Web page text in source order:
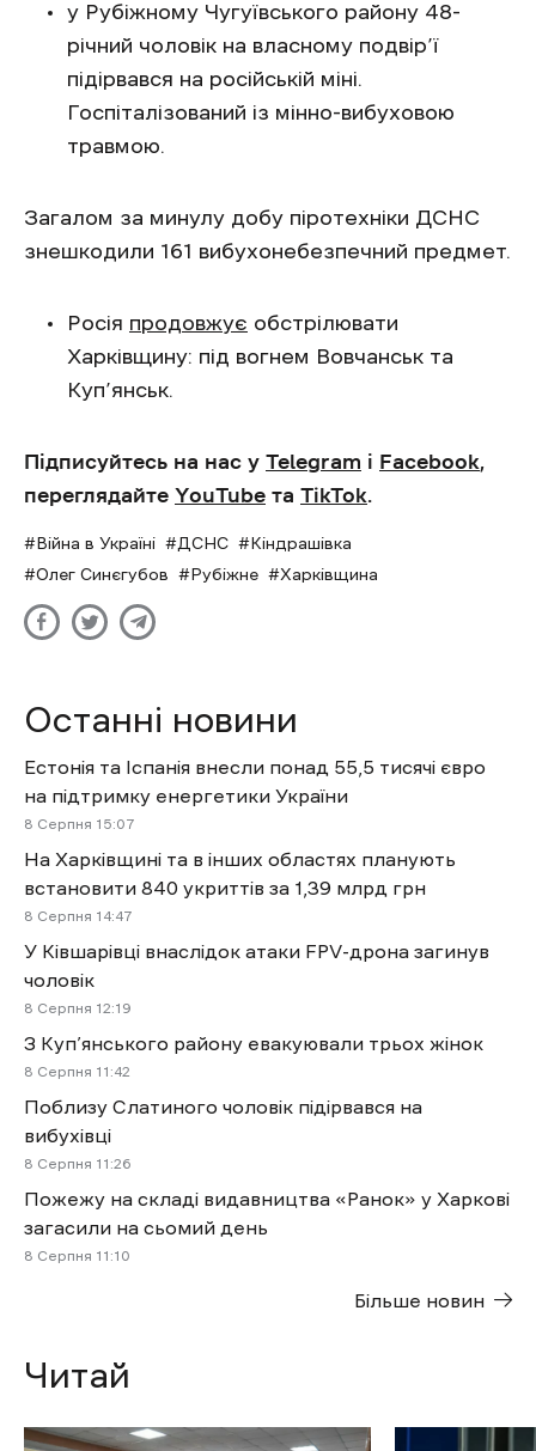
у Рубіжному Чугуївського району 48-
річний чоловік на власному подвір’ї
підірвався на російській міні.
Госпіталізований із мінно-вибуховою
травмою.
Загалом за минулу добу піротехніки ДСНС
знешкодили 161 вибухонебезпечний предмет.
Росія продовжує обстрілювати
Харківщину: під вогнем Вовчанськ та
Куп’янськ.
Підписуйтесь на нас у Telegram і Facebook,
переглядайте YouTube та TikTok.
Війна в Україні ДСНС
Кіндрашівка
Олег Синєгубов
Рубіжне Харківщина
Останні новини
Естонія та Іспанія внесли понад 55,5 тисячі євро
на підтримку енергетики України
8 Cерпня 15:07
На Харківщині та в інших областях планують
встановити 840 укриттів за 1,39 млрд грн
8 Cерпня 14:47
У Ківшарівці внаслідок атаки FPV-дрона загинув
чоловік
8 Cерпня 12:19
З Куп’янського району евакуювали трьох жінок
8 Cерпня 11:42
Поблизу Слатиного чоловік підірвався на
вибухівці
8 Cерпня 11:26
Пожежу на складі видавництва «Ранок» у Харкові
загасили на сьомий день
8 Cерпня 11:10
Більше новин
Читай